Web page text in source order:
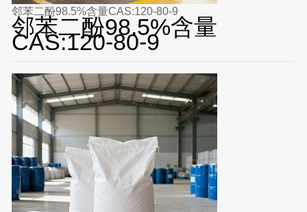
邻苯二酚98.5%含量CAS:120-80-9
邻苯二酚98.5%含量
CAS:120-80-9